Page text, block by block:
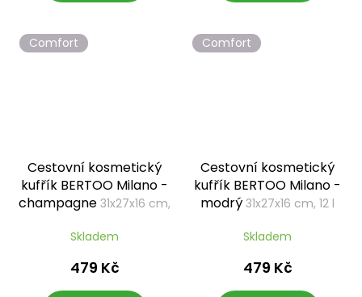
Comfort
Cestovní kosmetický
kufřík BERTOO Milano -
champagne 31x27x16 cm,
Skladem
479 Kč
Comfort
Cestovní kosmetický
kufřík BERTOO Milano -
modrý 31x27x16 cm, 12 l
Skladem
479 Kč